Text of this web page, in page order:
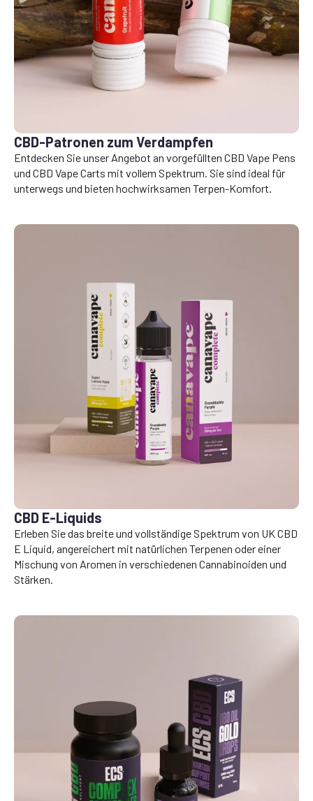
CBD-Patronen zum Verdampfen
Entdecken Sie unser Angebot an vorgefüllten CBD Vape Pens
und CBD Vape Carts mit vollem Spektrum. Sie sind ideal für
unterwegs und bieten hochwirksamen Terpen-Komfort.
CBD E-Liquids
Erleben Sie das breite und vollständige Spektrum von UK CBD
E Liquid, angereichert mit natürlichen Terpenen oder einer
Mischung von Aromen in verschiedenen Cannabinoiden und
Stärken.